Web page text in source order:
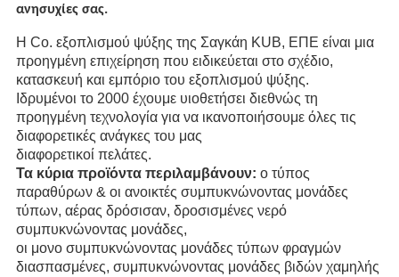
ανησυχίες σας.
Η Co. εξοπλισμού ψύξης της Σαγκάη KUB, ΕΠΕ είναι μια
προηγμένη επιχείρηση που ειδικεύεται στο σχέδιο,
κατασκευή και εμπόριο του εξοπλισμού ψύξης.
Ιδρυμένοι το 2000 έχουμε υιοθετήσει διεθνώς τη
προηγμένη τεχνολογία για να ικανοποιήσουμε όλες τις
διαφορετικές ανάγκες του μας
διαφορετικοί πελάτες.
Τα κύρια προϊόντα περιλαμβάνουν: ο τύπος
παραθύρων & οι ανοικτές συμπυκνώνοντας μονάδες
τύπων, αέρας δρόσισαν, δροσισμένες νερό
συμπυκνώνοντας μονάδες,
οι μονο συμπυκνώνοντας μονάδες τύπων φραγμών
διασπασμένες, συμπυκνώνοντας μονάδες βιδών χαμηλής